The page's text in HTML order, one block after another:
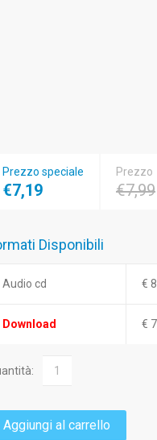
Prezzo speciale
€7,19
Prezzo
€7,99
Disponibili
Audio cd €
Download €
Aggiungi al carrello